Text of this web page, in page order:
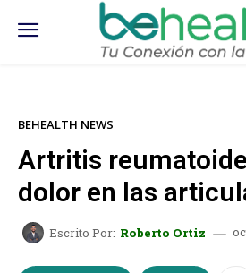
BEHEALTH NEWS
Artritis
dolor en las
Escrito Por: Roberto Ortiz